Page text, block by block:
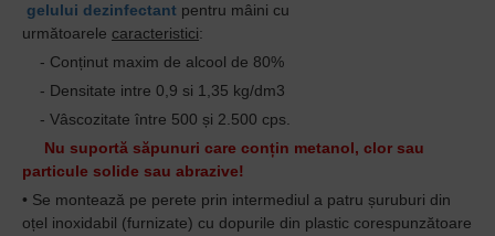
gelului dezinfectant pentru mâini cu
următoarele caracteristici:
- Conținut maxim de alcool de 80%
- Densitate intre 0,9 si 1,35 kg/dm3
- Vâscozitate între 500 și 2.500 cps.
Nu suportă săpunuri care conțin metanol, clor sau
particule solide sau abrazive!
• Se montează pe perete prin intermediul a patru șuruburi din
oțel inoxidabil (furnizate) cu dopurile din plastic corespunzătoare